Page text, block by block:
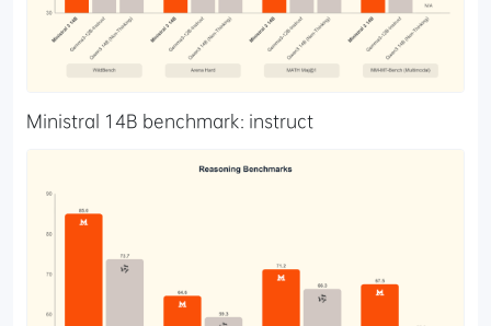
Ministral 14B benchmark: instruct